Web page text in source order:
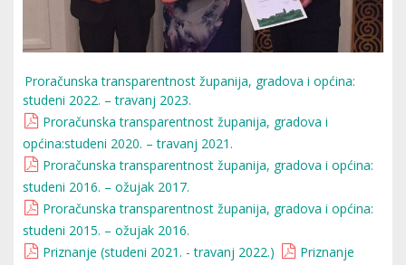
Proračunska transparentnost županija, gradova i općina:
studeni 2022. – travanj 2023.
Proračunska transparentnost županija, gradova i
općina:studeni 2020. – travanj 2021.
Proračunska transparentnost županija, gradova i općina:
studeni 2016. – ožujak 2017.
Proračunska transparentnost županija, gradova i općina:
studeni 2015. – ožujak 2016.
Priznanje (studeni 2021. - travanj 2022.)
Priznanje